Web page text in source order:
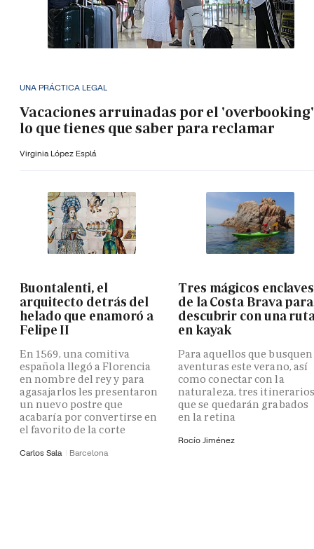
UNA PRÁCTICA LEGAL
Vacaciones arruinadas por el
lo que tienes que saber para reclamar
Virginia López Esplá
Buontalenti, el
arquitecto detrás del
helado que enamoró a
Felipe II
En 1569, una comitiva
española llegó a Florencia
en nombre del rey y para
agasajarlos les presentaron
un nuevo postre que
acabaría por convertirse en
el favorito de la corte
Carlos Sala Barcelona
Tres mágicos enclaves
de la Costa Brava para
descubrir con una
en kayak
Para aquellos que busquen
aventuras este verano, así
como conectar con la
naturaleza, tres
que se quedarán grabados
en la retina
Rocío Jiménez